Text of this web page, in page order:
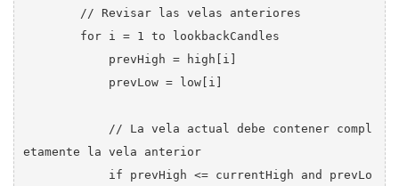
etamente la vela anterior